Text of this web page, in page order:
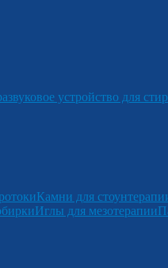
устройство для
Камни для
Иглы для мезотерапии